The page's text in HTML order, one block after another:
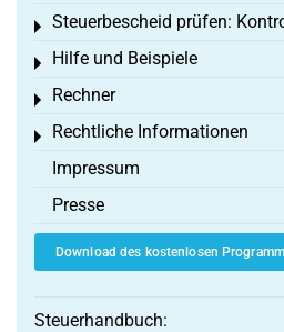
Steuerbescheid prüfen:
Toggle menu
Hilfe und Beispiele
Toggle menu
Rechner
Toggle menu
Rechtliche Informationen
Toggle menu
Impressum
Presse
Download des kostenlosen
Steuerhandbuch: